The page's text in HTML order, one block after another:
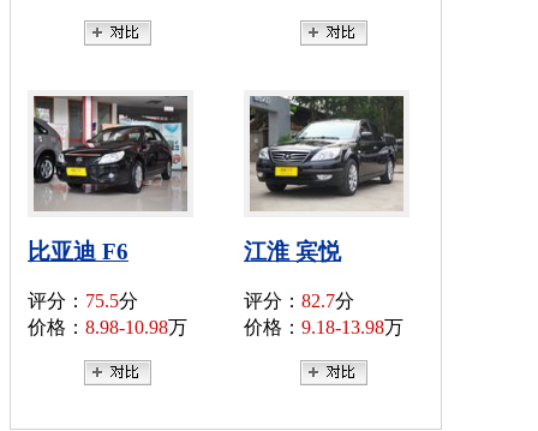
比亚迪 F6
评分： 75.5分
价格： 8.98-10.98万
江淮 宾悦
评分： 82.7分
价格： 9.18-13.98万